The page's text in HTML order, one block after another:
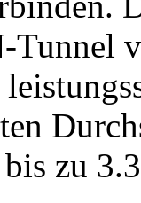
Tunnel
zu